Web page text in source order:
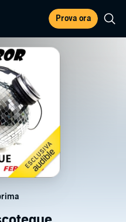
Prova ora